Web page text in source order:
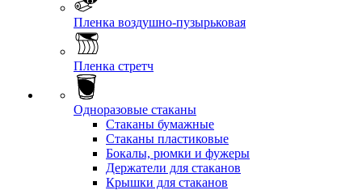
Пленка воздушно-пузырьковая
Пленка стретч
Одноразовые стаканы
Стаканы бумажные
Стаканы пластиковые
Бокалы, рюмки и фужеры
Держатели для стаканов
Крышки для стаканов